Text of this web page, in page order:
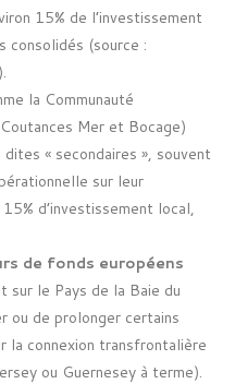
15% de l’investissement
consolidés (source :
la Communauté
Mer et Bocage)
« secondaires », souvent
sur leur
d’investissement local,
de fonds européens
sur le Pays de la Baie du
ou de prolonger certains
la connexion transfrontalière
ou Guernesey à terme).